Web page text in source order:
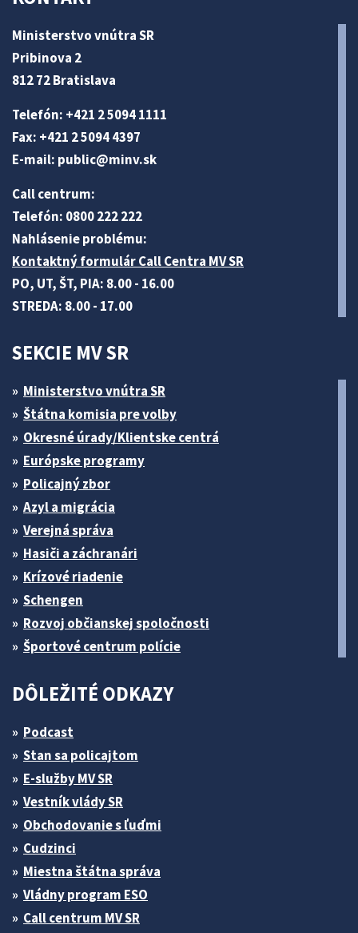
Ministerstvo vnútra SR
Pribinova 2
812 72 Bratislava
Telefón: +421 2 5094 1111
Fax: +421 2 5094 4397
E-mail: public@minv.sk
Call centrum:
Telefón: 0800 222 222
Nahlásenie problému:
Kontaktný formulár Call Centra MV SR
PO, UT, ŠT, PIA: 8.00 - 16.00
STREDA: 8.00 - 17.00
SEKCIE MV SR
Ministerstvo vnútra SR
Štátna komisia pre volby
Okresné úrady/Klientske centrá
Európske programy
Policajný zbor
Azyl a migrácia
Verejná správa
Hasiči a záchranári
Krízové riadenie
Schengen
Rozvoj občianskej spoločnosti
Športové centrum polície
DÔLEŽITÉ ODKAZY
Podcast
Stan sa policajtom
E-služby MV SR
Vestník vlády SR
Obchodovanie s ľuďmi
Cudzinci
Miestna štátna správa
Vládny program ESO
Call centrum MV SR